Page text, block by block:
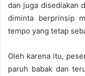
dan juga disediakan
diminta berprinsip
tempo yang tetap
Oleh karena itu,
paruh babak dan